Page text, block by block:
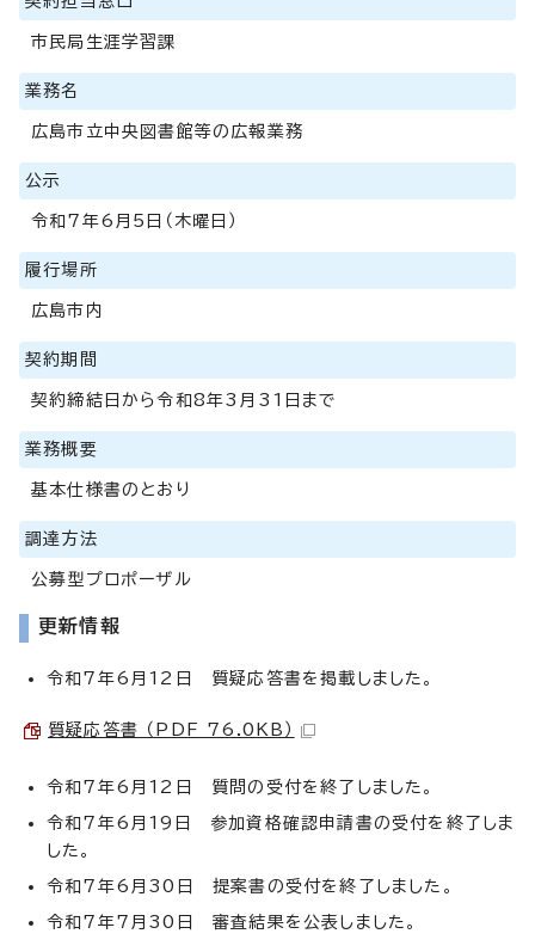
市民局生涯学習課
業務名
広島市立中央図書館等の広報業務
公示
令和7年6月5日（木曜日）
履行場所
広島市内
契約期間
契約締結日から令和8年3月31日まで
業務概要
基本仕様書のとおり
調達方法
公募型プロポーザル
更新情報
令和7年6月12日 質疑応答書を掲載しました。
質疑応答書 （PDF 76.0KB）
令和7年6月12日 質問の受付を終了しました。
令和7年6月19日 参加資格確認申請書の受付を終了しま
した。
令和7年6月30日 提案書の受付を終了しました。
令和7年7月30日 審査結果を公表しました。